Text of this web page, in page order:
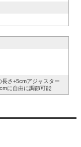
さ+5cmアジャスター
に自由に調節可能